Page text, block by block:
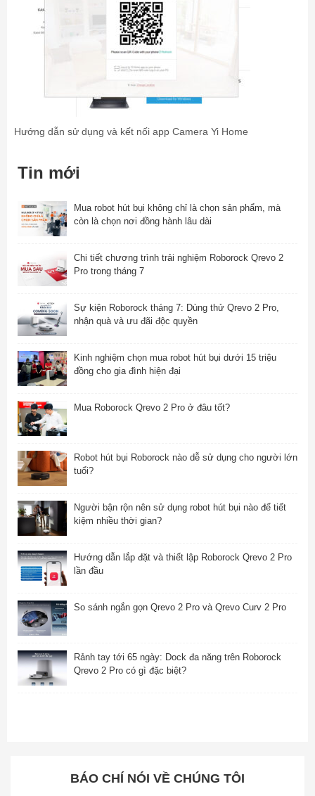
Hướng dẫn sử dụng và kết nối app Camera Yi Home
Tin mới
Mua robot hút bụi không chỉ là chọn sản phẩm, mà
còn là chọn nơi đồng hành lâu dài
Chi tiết chương trình trải nghiệm Roborock Qrevo 2
Pro trong tháng 7
Sự kiện Roborock tháng 7: Dùng thử Qrevo 2 Pro,
nhận quà và ưu đãi độc quyền
Kinh nghiệm chọn mua robot hút bụi dưới 15 triệu
đồng cho gia đình hiện đại
Mua Roborock Qrevo 2 Pro ở đâu tốt?
Robot hút bụi Roborock nào dễ sử dụng cho người lớn
tuổi?
Người bận rộn nên sử dụng robot hút bụi nào để tiết
kiệm nhiều thời gian?
Hướng dẫn lắp đặt và thiết lập Roborock Qrevo 2 Pro
lần đầu
So sánh ngắn gọn Qrevo 2 Pro và Qrevo Curv 2 Pro
Rảnh tay tới 65 ngày: Dock đa năng trên Roborock
Qrevo 2 Pro có gì đặc biệt?
BÁO CHÍ NÓI VỀ CHÚNG TÔI